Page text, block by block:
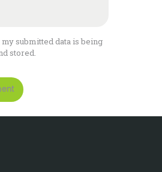
my submitted data is being
stored.